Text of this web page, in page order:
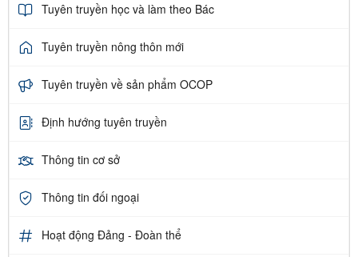
Tuyên truyền học và làm theo Bác
Tuyên truyền nông thôn mới
Tuyên truyền về sản phẩm OCOP
Định hướng tuyên truyền
Thông tin cơ sở
Thông tin đối ngoại
Hoạt động Đảng - Đoàn thể